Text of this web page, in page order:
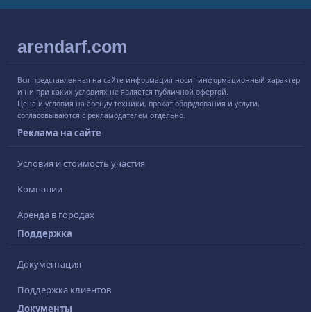
arendarf.com
Вся представленная на сайте информация носит информационный характер
и ни при каких условиях не является публичной офертой.
Цена и условия на аренду техники, прокат оборудования и услуги,
согласовываются с рекламодателем отдельно.
Реклама на сайте
Условия и стоимость участия
Компании
Аренда в городах
Поддержка
Документация
Поддержка клиентов
Документы